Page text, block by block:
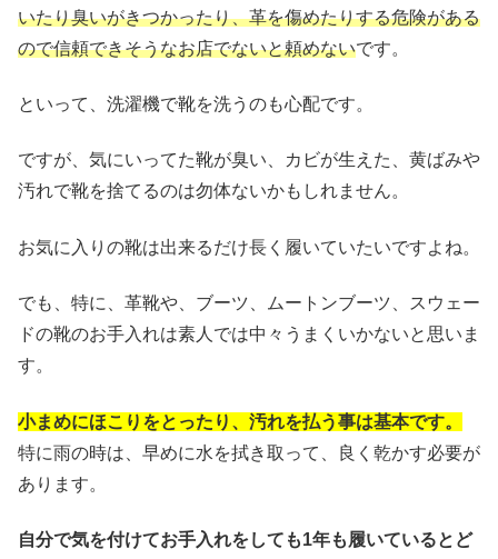
いたり臭いがきつかったり、革を傷めたりする危険がある
ので信頼できそうなお店でないと頼めないです。
といって、洗濯機で靴を洗うのも心配です。
ですが、気にいってた靴が臭い、カビが生えた、黄ばみや
汚れで靴を捨てるのは勿体ないかもしれません。
お気に入りの靴は出来るだけ長く履いていたいですよね。
でも、特に、革靴や、ブーツ、ムートンブーツ、スウェー
ドの靴のお手入れは素人では中々うまくいかないと思いま
す。
小まめにほこりをとったり、汚れを払う事は基本です。
特に雨の時は、早めに水を拭き取って、良く乾かす必要が
あります。
自分で気を付けてお手入れをしても1年も履いているとど